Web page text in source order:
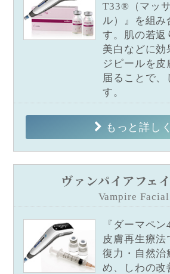
T33®（マッ
ル）』を組
す。肌の若返
美白などに効
ジピールを
届ることで、
す。
もっと詳しく
ヴァンパイアフェ
Vampire Facial
『ダーマペ
皮膚再生療
復力・自然治
め、しわの改